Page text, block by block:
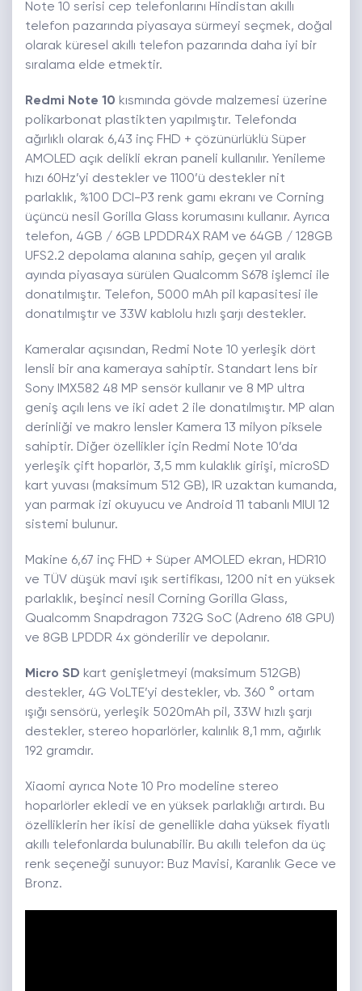
Note 10 serisi cep telefonlarını Hindistan akıllı
telefon pazarında piyasaya sürmeyi seçmek, doğal
olarak küresel akıllı telefon pazarında daha iyi bir
sıralama elde etmektir.
Redmi Note 10 kısmında gövde malzemesi üzerine
polikarbonat plastikten yapılmıştır. Telefonda
ağırlıklı olarak 6,43 inç FHD + çözünürlüklü Süper
AMOLED açık delikli ekran paneli kullanılır. Yenileme
hızı 60Hz’yi destekler ve 1100’ü destekler nit
parlaklık, %100 DCI-P3 renk gamı ​​ekranı ve Corning
üçüncü nesil Gorilla Glass korumasını kullanır. Ayrıca
telefon, 4GB / 6GB LPDDR4X RAM ve 64GB / 128GB
UFS2.2 depolama alanına sahip, geçen yıl aralık
ayında piyasaya sürülen Qualcomm S678 işlemci ile
donatılmıştır. Telefon, 5000 mAh pil kapasitesi ile
donatılmıştır ve 33W kablolu hızlı şarjı destekler.
Kameralar açısından, Redmi Note 10 yerleşik dört
lensli bir ana kameraya sahiptir. Standart lens bir
Sony IMX582 48 MP sensör kullanır ve 8 MP ultra
geniş açılı lens ve iki adet 2 ile donatılmıştır. MP alan
derinliği ve makro lensler Kamera 13 milyon piksele
sahiptir. Diğer özellikler için Redmi Note 10’da
yerleşik çift hoparlör, 3,5 mm kulaklık girişi, microSD
kart yuvası (maksimum 512 GB), IR uzaktan kumanda,
yan parmak izi okuyucu ve Android 11 tabanlı MIUI 12
sistemi bulunur.
Makine 6,67 inç FHD + Süper AMOLED ekran, HDR10
ve TÜV düşük mavi ışık sertifikası, 1200 nit en yüksek
parlaklık, beşinci nesil Corning Gorilla Glass,
Qualcomm Snapdragon 732G SoC (Adreno 618 GPU)
ve 8GB LPDDR 4x gönderilir ve depolanır.
Micro SD kart genişletmeyi (maksimum 512GB)
destekler, 4G VoLTE’yi destekler, vb. 360 ° ortam
ışığı sensörü, yerleşik 5020mAh pil, 33W hızlı şarjı
destekler, stereo hoparlörler, kalınlık 8,1 mm, ağırlık
192 gramdır.
Xiaomi ayrıca Note 10 Pro modeline stereo
hoparlörler ekledi ve en yüksek parlaklığı artırdı. Bu
özelliklerin her ikisi de genellikle daha yüksek fiyatlı
akıllı telefonlarda bulunabilir. Bu akıllı telefon da üç
renk seçeneği sunuyor: Buz Mavisi, Karanlık Gece ve
Bronz.